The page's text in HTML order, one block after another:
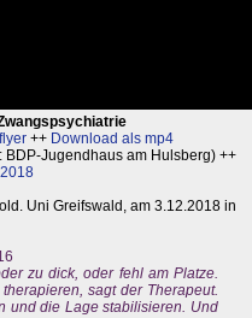
++ Download als mp4
BDP-Jugendhaus am Hulsberg) ++
Uni Greifswald, am 3.12.2018 in
zu dick, oder fehl am Platze.
sagt der Therapeut.
und die Lage stabilisieren. Und